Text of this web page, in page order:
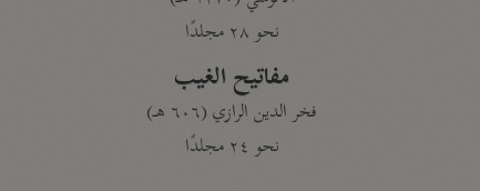
نحو ٢٨ مجلدًا
مفاتيح الغيب
فخر الدين الرازي (٦٠٦ هـ)
نحو ٢٤ مجلدًا